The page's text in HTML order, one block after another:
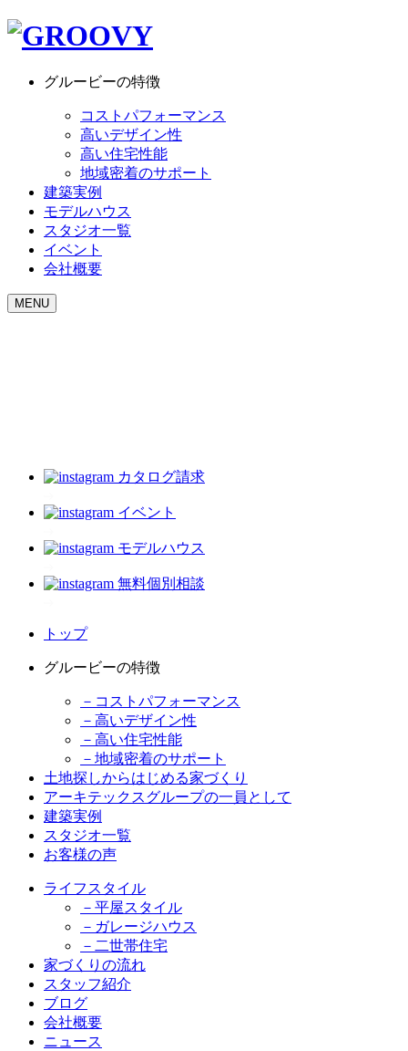
グルービーの特徴
コストパフォーマンス
高いデザイン性
高い住宅性能
地域密着のサポート
建築実例
モデルハウス
スタジオ一覧
イベント
会社概要
MENU
カタログ請求
イベント
モデルハウス
無料個別相談
トップ
グルービーの特徴
－コストパフォーマンス
－高いデザイン性
－高い住宅性能
－地域密着のサポート
土地探しからはじめる家づくり
アーキテックスグループの一員として
建築実例
スタジオ一覧
お客様の声
ライフスタイル
－平屋スタイル
－ガレージハウス
－二世帯住宅
家づくりの流れ
スタッフ紹介
ブログ
会社概要
ニュース